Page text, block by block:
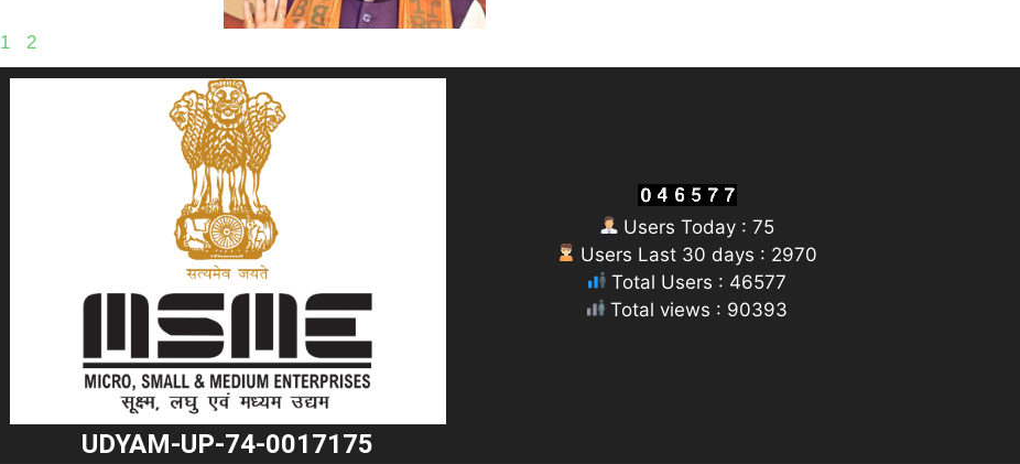
1 2
UDYAM-UP-74-0017175
Users Today : 75
Users Last 30 days : 2970
Total Users : 46577
Total views : 90393